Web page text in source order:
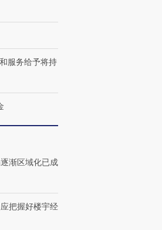
服务给予将持
渐区域化已成
把握好楼宇经